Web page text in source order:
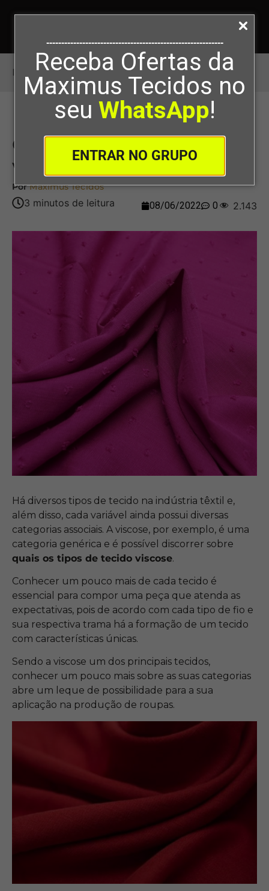
-----------------------------------------------------------
Receba Ofertas da
Maximus Tecidos no
seu WhatsApp!
ENTRAR NO GRUPO
Início>Quais Os Tipos De Tecido Viscose?
Quais Os Tipos De Tecido
Viscose?
PorMaximus Tecidos
08/06/2022 0 2.143
Há diversos tipos de tecido na indústria têxtil e,
além disso, cada variável ainda possui diversas
categorias associais. A viscose, por exemplo, é uma
categoria genérica e é possível discorrer sobre
quais os tipos de tecido viscose.
Conhecer um pouco mais de cada tecido é
essencial para compor uma peça que atenda as
expectativas, pois de acordo com cada tipo de fio e
sua respectiva trama há a formação de um tecido
com características únicas.
Sendo a viscose um dos principais tecidos,
conhecer um pouco mais sobre as suas categorias
abre um leque de possibilidade para a sua
aplicação na produção de roupas.